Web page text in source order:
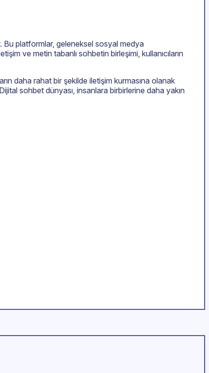
Bu platformlar, geleneksel sosyal medya
ve metin tabanlı sohbetin birleşimi, kullanıcıların
daha rahat bir şekilde iletişim kurmasına olanak
sohbet dünyası, insanlara birbirlerine daha yakın